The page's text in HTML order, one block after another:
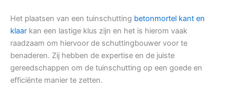
Het plaatsen van een tuinschutting betonmortel kant en
klaar kan een lastige klus zijn en het is hierom vaak
raadzaam om hiervoor de schuttingbouwer voor te
benaderen. Zij hebben de expertise en de juiste
gereedschappen om de tuinschutting op een goede en
efficiënte manier te zetten.